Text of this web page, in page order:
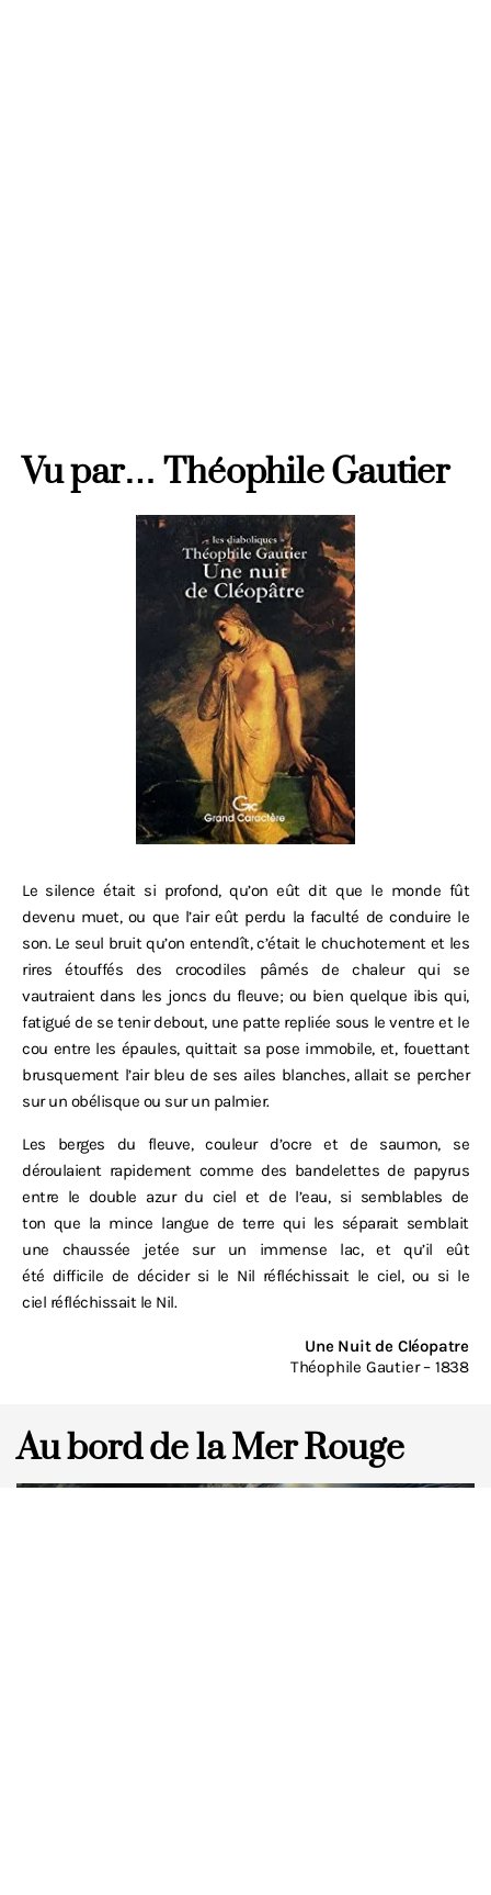
Vu par… Théophile Gautier
Le silence était si profond, qu’on eût dit que le monde fût
devenu muet, ou que l’air eût perdu la faculté de conduire le
son. Le seul bruit qu’on entendît, c’était le chuchotement et les
rires étouffés des crocodiles pâmés de chaleur qui se
vautraient dans les joncs du fleuve; ou bien quelque ibis qui,
fatigué de se tenir debout, une patte repliée sous le ventre et le
cou entre les épaules, quittait sa pose immobile, et, fouettant
brusquement l’air bleu de ses ailes blanches, allait se percher
sur un obélisque ou sur un palmier.
Les berges du fleuve, couleur d’ocre et de saumon, se
déroulaient rapidement comme des bandelettes de papyrus
entre le double azur du ciel et de l’eau, si semblables de
ton que la mince langue de terre qui les séparait semblait
une chaussée jetée sur un immense lac, et qu’il eût
été difficile de décider si le Nil réfléchissait le ciel, ou si le
ciel réfléchissait le Nil.
Une Nuit de Cléopatre
Théophile Gautier – 1838
Au bord de la Mer Rouge